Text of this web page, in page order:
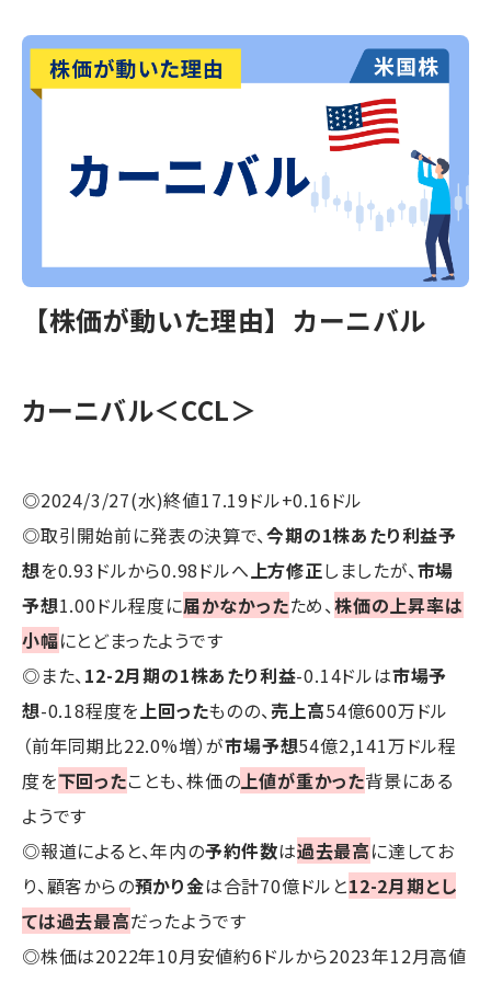
【株価が動いた理由】カーニバル
カーニバル＜CCL＞
◎2024/3/27(水)終値17.19ドル+0.16ドル
◎取引開始前に発表の決算で、今期の1株あたり利益予
想を0.93ドルから0.98ドルへ 上方修正しましたが、市場
予想1.00ドル程度に届かなかったため、株価の上昇率は
小幅にとどまったようです
◎また、 12-2月期の1株あたり利益-0.14ドルは市場予
想-0.18程度を 上回ったものの、 売上高54億600万ドル
（前年同期比22.0%増）が市場予想54億2,141万ドル程
度を下回ったことも、株価の 上値が重かった背景にある
ようです
◎報道によると、年内の予約件数は過去最高に達してお
り、顧客からの預かり金は合計70億ドルと12-2月期とし
ては過去最高だったようです
◎株価は2022年10月安値約6ドルから2023年12月高値